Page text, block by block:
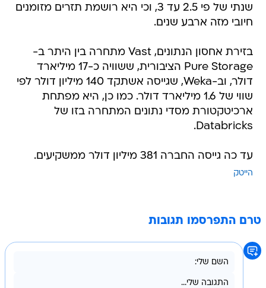
שנתי של פי 2.5 עד 3, וכי היא רושמת תזרים מזומנים
חיובי מזה ארבע שנים.
בזירת אחסון הנתונים, Vast מתחרה בין היתר ב-
Pure Storage הציבורית, ששוויה כ-17 מיליארד
דולר, וב-Weka, שגייסה אשתקד 140 מיליון דולר לפי
שווי של 1.6 מיליארד דולר. כמו כן, היא מפתחת
ארכיטקטורת מסדי נתונים המתחרה בזו של
Databricks.
עד כה גייסה החברה 381 מיליון דולר ממשקיעים.
הייטק
טרם התפרסמו תגובות